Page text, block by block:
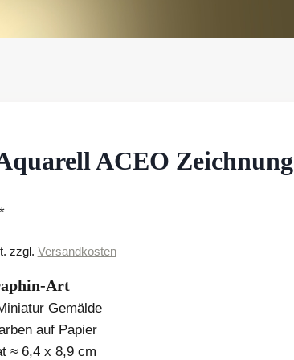
ACEO Zeichnung
zzgl. Versandkosten
Art
Gemälde
auf Papier
≈ 6,4 x 8,9 cm